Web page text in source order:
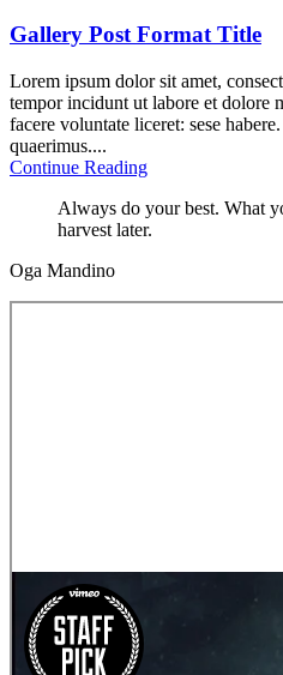
Gallery Post Format Title
Lorem ipsum dolor sit amet,
tempor incidunt ut labore et dolore
facere voluntate liceret: sese
quaerimus....
Continue Reading
Always do your best. What
harvest later.
Oga Mandino